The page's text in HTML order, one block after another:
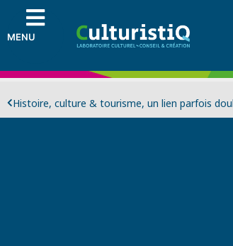
MENU
Histoire, culture & tourisme, un lien parfois